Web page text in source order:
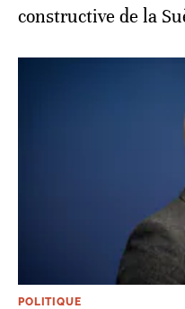
constructive de la
POLITIQUE